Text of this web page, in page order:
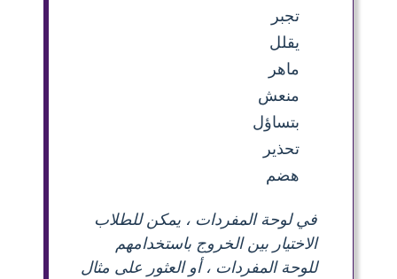
تجبر
يقلل
ماهر
منعش
بتساؤل
تحذير
هضم
في لوحة المفردات ، يمكن للطلاب
الاختيار بين الخروج باستخدامهم
للوحة المفردات ، أو العثور على مثال